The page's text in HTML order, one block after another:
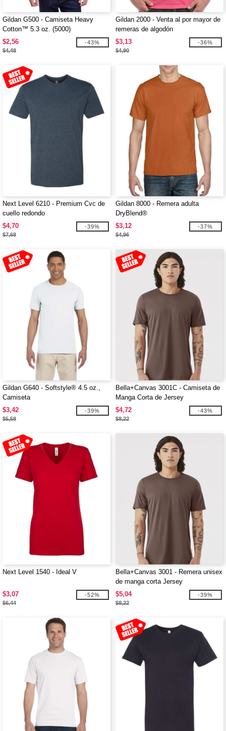
Gildan G500 - Camiseta Heavy
Cotton™ 5.3 oz. (5000)
$2,56
$4,48
-43%
Gildan 2000 - Venta al por mayor de
remeras de algodón
$3,13
$4,90
-36%
Next Level 6210 - Premium Cvc de
cuello redondo
$4,70
$7,68
-39%
Gildan 8000 - Remera adulta
DryBlend®
$3,12
$4,96
-37%
Gildan G640 - Softstyle® 4.5 oz.,
Camiseta
$3,42
$5,58
-39%
Bella+Canvas 3001C - Camiseta de
Manga Corta de Jersey
$4,72
$8,22
-43%
Next Level 1540 - Ideal V
$3,07
$6,44
-52%
Bella+Canvas 3001 - Remera unisex
de manga corta Jersey
$5,04
$8,22
-39%